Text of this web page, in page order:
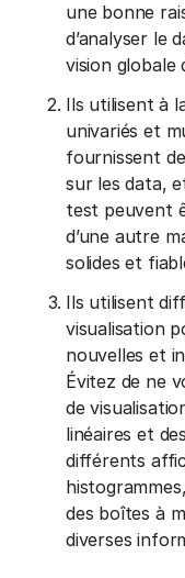
une bonne
d’analyser le
vision globale
Ils utilisent à
univariés et
fournissent
sur les data,
test peuvent
d’une autre
solides et
Ils utilisent
visualisation
nouvelles et
Évitez de ne
de
linéaires et
différents
des boîtes à
diverses